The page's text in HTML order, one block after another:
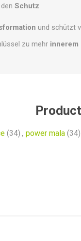
denSchutz
und schützt
zu mehr innerem
(34) , power mala (34)